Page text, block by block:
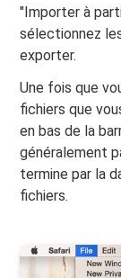
"Importer à
sélectionnez
exporter.
Une fois que
fichiers que
en bas de la
généralement
termine par la
fichiers.